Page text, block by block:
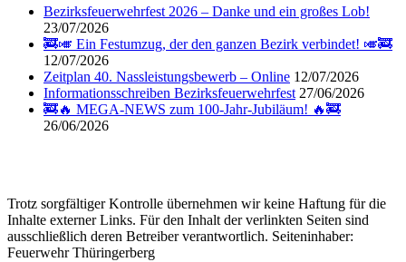
Bezirksfeuerwehrfest 2026 – Danke und ein großes Lob!
23/07/2026
🚒🎺 Ein Festumzug, der den ganzen Bezirk verbindet! 🎺🚒
12/07/2026
Zeitplan 40. Nassleistungsbewerb – Online 12/07/2026
Informationsschreiben Bezirksfeuerwehrfest 27/06/2026
🚒🔥 MEGA-NEWS zum 100-Jahr-Jubiläum! 🔥🚒
26/06/2026
Trotz sorgfältiger Kontrolle übernehmen wir keine Haftung für die
Inhalte externer Links. Für den Inhalt der verlinkten Seiten sind
ausschließlich deren Betreiber verantwortlich. Seiteninhaber:
Feuerwehr Thüringerberg